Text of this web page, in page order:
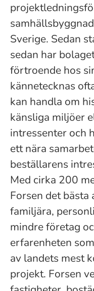
Sverige. Sedan
sedan har
förtroende hos
kännetecknas
kan handla om
känsliga miljöer
intressenter och
ett nära
beställarens
Med cirka 200
Forsen det bästa
familjära,
mindre företag
erfarenheten
av landets mest
projekt. Forsen